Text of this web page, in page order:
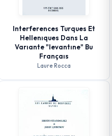
Interferences Turques Et
Hellenıques Dans La
Varıante "levantıne" Bu
Françaıs
Laure Rocca